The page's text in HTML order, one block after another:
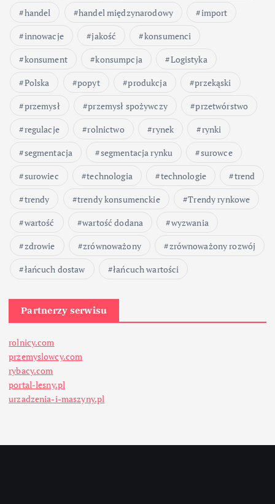
handel
handel międzynarodowy
import
innowacje
jakość
konsumenci
konsument
konsumpcja
Logistyka
Polska
popyt produkcja
przekąski
przemysł
przemysł spożywczy
przetwórstwo
regulacje
rolnictwo rynek
rynki
segmentacja
segmentacja rynku
surowce
surowiec
technologia technologie
trend
trendy
trendy konsumenckie
Trendy rynkowe
wartość
wartość dodana
wyzwania
zdrowie
zrównoważony
zrównoważony rozwój
łańcuch dostaw
łańcuch wartości
Partnerzy serwisu
rolnicy.com
przemyslowcy.com
rybacy.com
portal-lesny.pl
urzadzenia-i-maszyny.pl